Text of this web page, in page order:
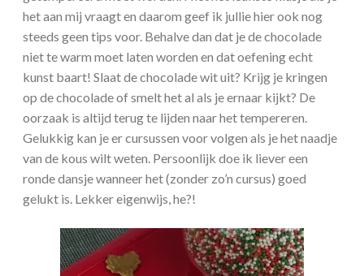
het aan mij vraagt en daarom geef ik jullie hier ook nog
steeds geen tips voor. Behalve dan dat je de chocolade
niet te warm moet laten worden en dat oefening echt
kunst baart! Slaat de chocolade wit uit? Krijg je kringen
op de chocolade of smelt het al als je ernaar kijkt? De
oorzaak is altijd terug te lijden naar het tempereren.
Gelukkig kan je er cursussen voor volgen als je het naadje
van de kous wilt weten. Persoonlijk doe ik liever een
ronde dansje wanneer het (zonder zo’n cursus) goed
gelukt is. Lekker eigenwijs, he?!